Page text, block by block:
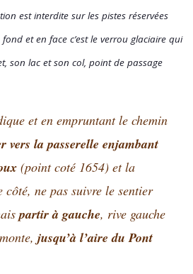
est interdite sur les pistes réservées
et en face c’est le verrou glaciaire qui
son lac et son col, point de passage
et en empruntant le chemin
vers la passerelle enjambant
(point coté 1654) et la
ne pas suivre le sentier
partir à gauche, rive gauche
jusqu’à l’aire du Pont